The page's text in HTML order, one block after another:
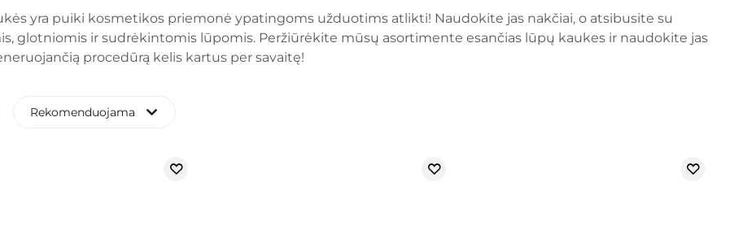
yra puiki kosmetikos priemonė ypatingoms užduotims atlikti! Naudokite jas nakčiai, o atsibusite su
glotniomis ir sudrėkintomis lūpomis. Peržiūrėkite mūsų asortimente esančias lūpų kaukes ir naudokite jas
procedūrą kelis kartus per savaitę!
Rekomenduojama